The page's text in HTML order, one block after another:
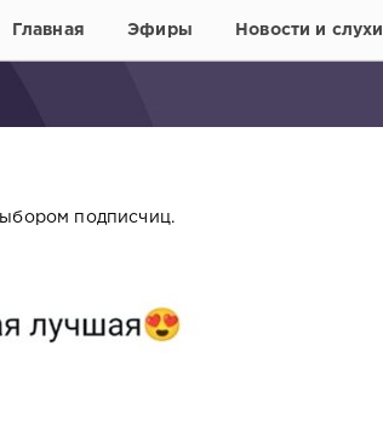
Главная Эфиры Новости и слухи
подписчиц.